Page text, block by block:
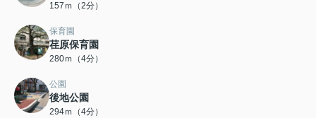
157ｍ（2分）
保育園
荏原保育園
280ｍ（4分）
公園
後地公園
294ｍ（4分）